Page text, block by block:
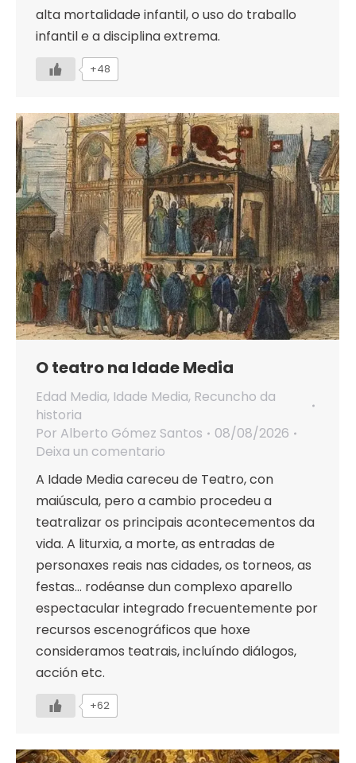
alta mortalidade infantil, o uso do traballo
infantil e a disciplina extrema.
+48
O teatro na Idade Media
Edad Media, Idade Media, Recuncho da
historia
Por Alberto Gómez Santos
08/08/2026
Deixa un comentario
A Idade Media careceu de Teatro, con
maiúscula, pero a cambio procedeu a
teatralizar os principais acontecementos da
vida. A liturxia, a morte, as entradas de
personaxes reais nas cidades, os torneos, as
festas… rodéanse dun complexo aparello
espectacular integrado frecuentemente por
recursos escenográficos que hoxe
consideramos teatrais, incluíndo diálogos,
acción etc.
+62